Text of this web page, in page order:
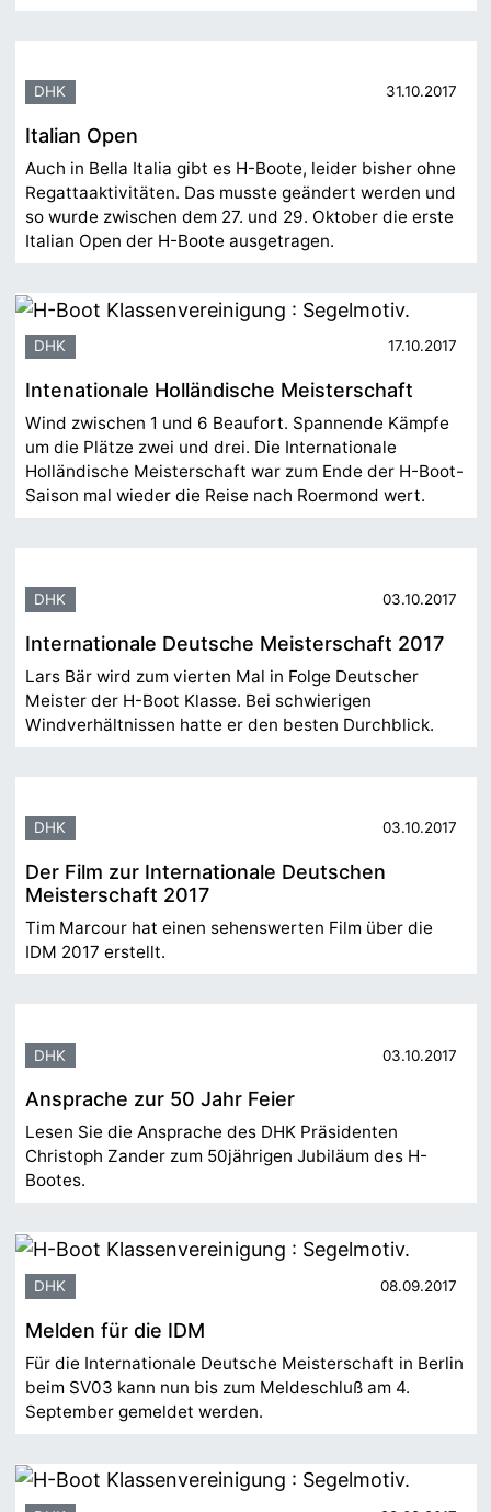
DHK 31.10.2017
Italian Open
Auch in Bella Italia gibt es H-Boote, leider bisher ohne
Regattaaktivitäten. Das musste geändert werden und
so wurde zwischen dem 27. und 29. Oktober die erste
Italian Open der H-Boote ausgetragen.
DHK 17.10.2017
Intenationale Holländische Meisterschaft
Wind zwischen 1 und 6 Beaufort. Spannende Kämpfe
um die Plätze zwei und drei. Die Internationale
Holländische Meisterschaft war zum Ende der H-Boot-
Saison mal wieder die Reise nach Roermond wert.
DHK 03.10.2017
Internationale Deutsche Meisterschaft 2017
Lars Bär wird zum vierten Mal in Folge Deutscher
Meister der H-Boot Klasse. Bei schwierigen
Windverhältnissen hatte er den besten Durchblick.
DHK 03.10.2017
Der Film zur Internationale Deutschen
Meisterschaft 2017
Tim Marcour hat einen sehenswerten Film über die
IDM 2017 erstellt.
DHK 03.10.2017
Ansprache zur 50 Jahr Feier
Lesen Sie die Ansprache des DHK Präsidenten
Christoph Zander zum 50jährigen Jubiläum des H-
Bootes.
DHK 08.09.2017
Melden für die IDM
Für die Internationale Deutsche Meisterschaft in Berlin
beim SV03 kann nun bis zum Meldeschluß am 4.
September gemeldet werden.